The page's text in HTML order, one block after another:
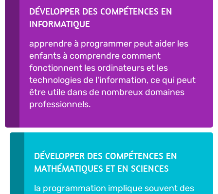
DÉVELOPPER DES COMPÉTENCES EN
INFORMATIQUE
apprendre à programmer peut aider les
enfants à comprendre comment
fonctionnent les ordinateurs et les
technologies de l'information, ce qui peut
être utile dans de nombreux domaines
professionnels.
DÉVELOPPER DES COMPÉTENCES EN
MATHÉMATIQUES ET EN SCIENCES
la programmation implique souvent des